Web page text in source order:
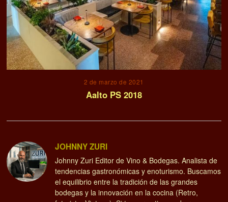
2 de marzo de 2021
Aalto PS 2018
JOHNNY ZURI
Johnny Zuri Editor de Vino & Bodegas. Analista de
tendencias gastronómicas y enoturismo. Buscamos
el equilibrio entre la tradición de las grandes
bodegas y la innovación en la cocina (Retro,